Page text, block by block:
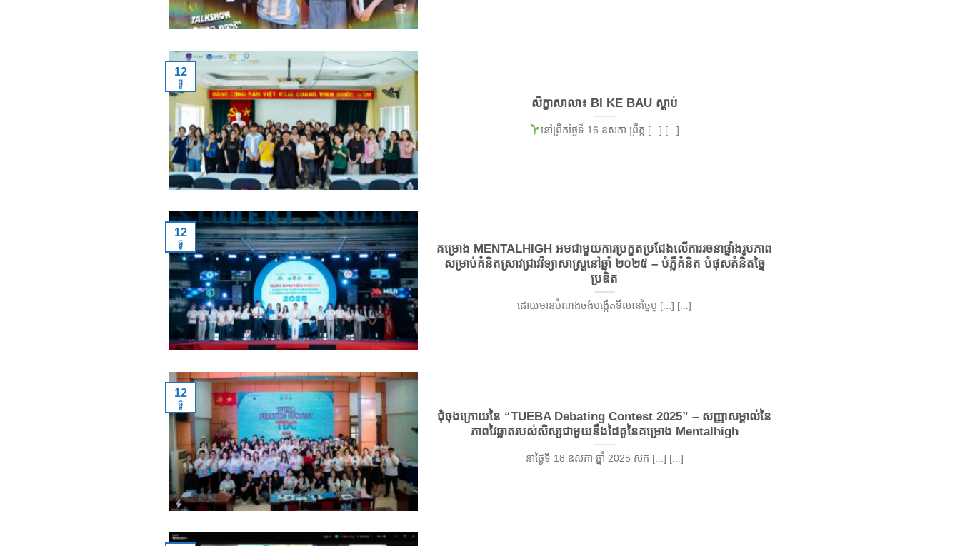
សិក្ខាសាលា៖ BI KE BAU ស្តាប់
នៅព្រឹកថ្ងៃទី 16 ឧសភា ព្រឹត្ត [...] [...]
12
ធ្នូ
គម្រោង MENTALHIGH អមជាមួយការប្រកួតប្រជែងលើការរចនាផ្ទាំងរូបភាព
សម្រាប់គំនិតស្រាវជ្រាវវិទ្យាសាស្ត្រនៅឆ្នាំ ២០២៥ – បំភ្លឺគំនិត បំផុសគំនិតច្នៃ
ប្រឌិត
ដោយមានបំណងចង់បង្កើតទីលានច្នៃប្ [...] [...]
12
ធ្នូ
ជុំចុងក្រោយនៃ “TUEBA Debating Contest 2025” – សញ្ញាសម្គាល់នៃ
ភាពវៃឆ្លាតរបស់សិស្សជាមួយនឹងដៃគូនៃគម្រោង Mentalhigh
នាថ្ងៃទី 18 ឧសភា ឆ្នាំ 2025 សក [...] [...]
12
ធ្នូ